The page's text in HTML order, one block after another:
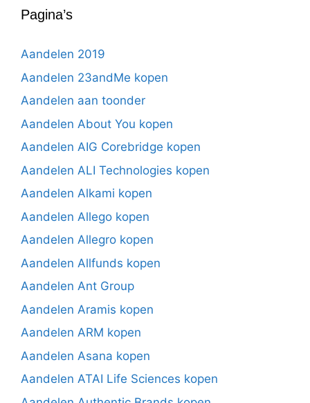
Pagina’s
Aandelen 2019
Aandelen 23andMe kopen
Aandelen aan toonder
Aandelen About You kopen
Aandelen AIG Corebridge kopen
Aandelen ALI Technologies kopen
Aandelen Alkami kopen
Aandelen Allego kopen
Aandelen Allegro kopen
Aandelen Allfunds kopen
Aandelen Ant Group
Aandelen Aramis kopen
Aandelen ARM kopen
Aandelen Asana kopen
Aandelen ATAI Life Sciences kopen